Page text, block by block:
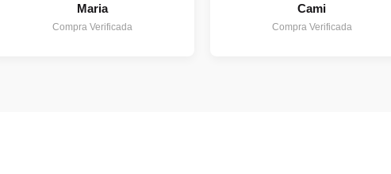
Maria
Compra Verificada
Cami
Compra Verificada